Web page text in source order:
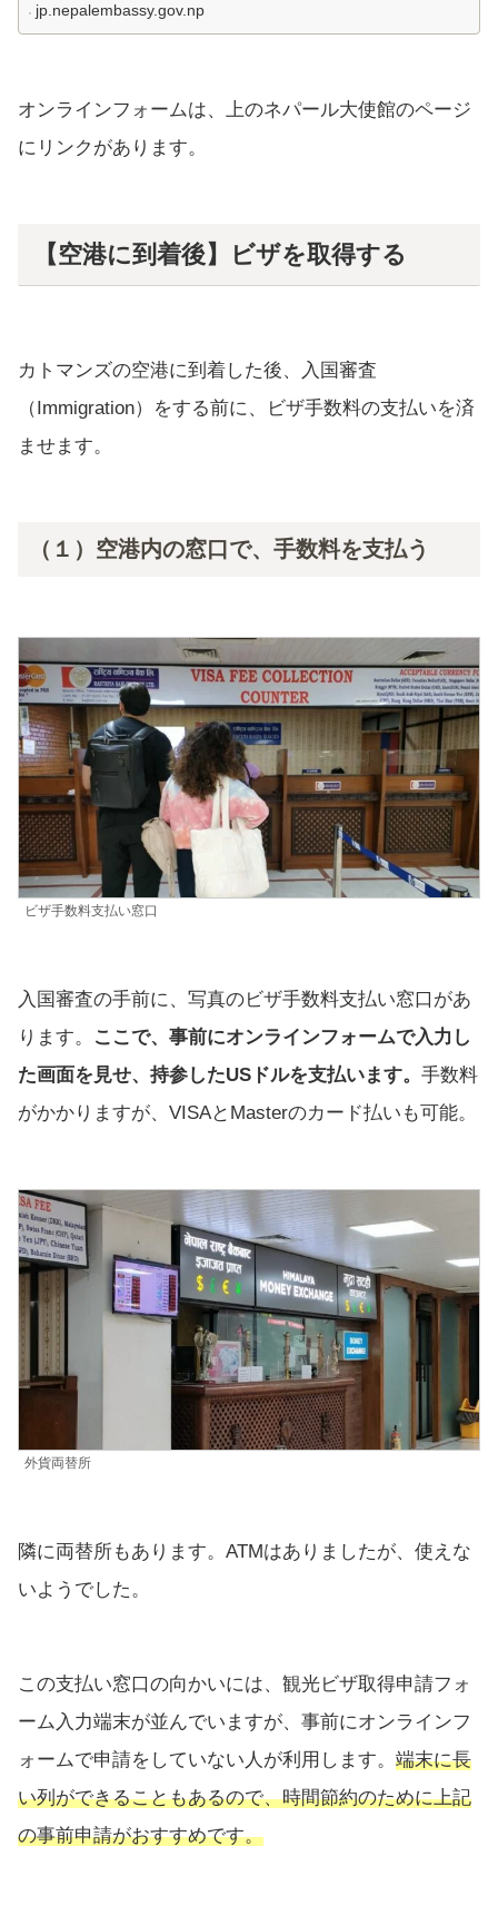
jp.nepalembassy.gov.np
オンラインフォームは、上のネパール大使館のページ
にリンクがあります。
【空港に到着後】ビザを取得する
カトマンズの空港に到着した後、入国審査
（Immigration）をする前に、ビザ手数料の支払いを済
ませます。
（１）空港内の窓口で、手数料を支払う
ビザ手数料支払い窓口
入国審査の手前に、写真のビザ手数料支払い窓口があ
ります。
ここで、事前にオンラインフォームで入力し
た画面を見せ、持参したUSドルを支払います。 手数料
がかかりますが、VISAとMasterのカード払いも可能。
外貨両替所
隣に両替所もあります。ATMはありましたが、使えな
いようでした。
この支払い窓口の向かいには、観光ビザ取得申請フォ
ーム入力端末が並んでいますが、事前にオンラインフ
ォームで申請をしていない人が利用します。 端末に長
い列ができることもあるので、時間節約のために上記
の事前申請がおすすめです。